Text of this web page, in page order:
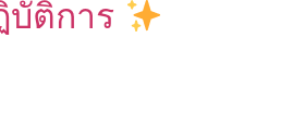
บัติการ